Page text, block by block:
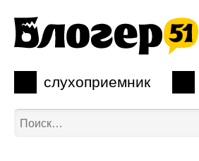
слухоприемник